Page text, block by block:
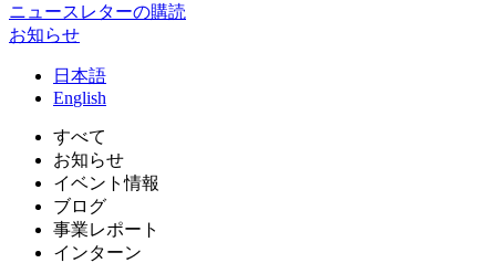
ニュースレターの購読
お知らせ
日 本語
English
すべて
お知らせ
イベント情報
ブログ
事業レポート
インターン